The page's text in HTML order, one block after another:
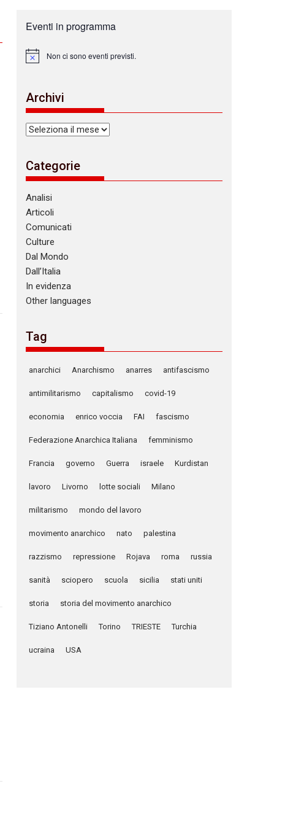
Eventi in programma
N
c
e
Non ci sono eventi previsti.
Archivi
Archivi
Categorie
Analisi
Articoli
Comunicati
Culture
Dal Mondo
Dall’Italia
In evidenza
Other languages
Tag
anarchici Anarchismo anarres antifascismo
antimilitarismo capitalismo covid-19
economia enrico voccia FAI fascismo
Federazione Anarchica Italiana femminismo
Francia governo Guerra israele Kurdistan
lavoro Livorno lotte sociali Milano
militarismo mondo del lavoro
movimento anarchico nato palestina
razzismo repressione Rojava roma russia
sanità sciopero scuola sicilia stati uniti
storia storia del movimento anarchico
Tiziano Antonelli Torino TRIESTE Turchia
ucraina USA